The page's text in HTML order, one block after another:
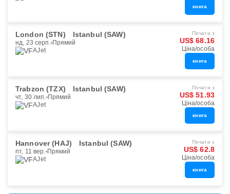
книга
London (STN) Istanbul (SAW)
нд, 23 серп. Прямий
AJet
Почати з
US$ 68.16
Ціна/особа
книга
Trabzon (TZX) Istanbul (SAW)
чт, 30 лип. Прямий
AJet
Почати з
US$ 51.93
Ціна/особа
книга
Hannover (HAJ) Istanbul (SAW)
пт, 11 вер. Прямий
AJet
Почати з
US$ 62.8
Ціна/особа
книга